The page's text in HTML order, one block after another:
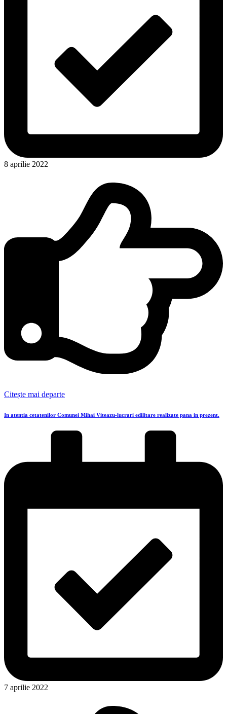
8 aprilie 2022
Citește mai departe
In atentia cetatenilor Comunei Mihai Viteazu-lucrari edilitare realizate pana in prezent.
7 aprilie 2022